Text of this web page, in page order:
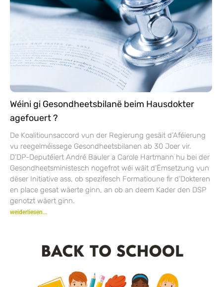
Wéini gi Gesondheetsbilanë beim Hausdokter
agefouert ?
De Koalitiounsaccord vun der Regierung gesäit d’Aféierung
vu reegelméissege Gesondheetsbilanen ab 30 Joer vir.
D’DP-Deputéiert André Bauler a Carole Hartmann hu bei der
Gesondheetsministesch nogefrot wéi wäit d’Ëmsetzung vun
dëser Initiative ass, ob spezifesch Formatioune fir d’Dokteren
en place gesat wäerte ginn, an ob an deem Kader den DSP
genotzt wäert ginn.
weiderliesen...